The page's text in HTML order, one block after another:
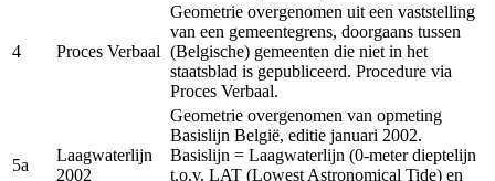
4 Proces Verbaal
Geometrie overgenomen uit een vaststelling
van een gemeentegrens, doorgaans tussen
(Belgische) gemeenten die niet in het
staatsblad is gepubliceerd. Procedure via
Proces Verbaal.
5a
Laagwaterlijn
2002
Geometrie overgenomen van opmeting
Basislijn België, editie januari 2002.
Basislijn = Laagwaterlijn (0-meter dieptelijn
t.o.v. LAT (Lowest Astronomical Tide) en